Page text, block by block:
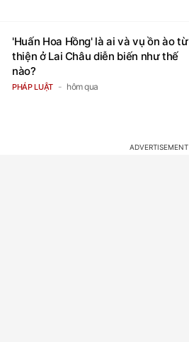
'Huấn Hoa Hồng' là ai và vụ ồn ào từ
thiện ở Lai Châu diễn biến như thế
nào?
PHÁP LUẬT hôm qua